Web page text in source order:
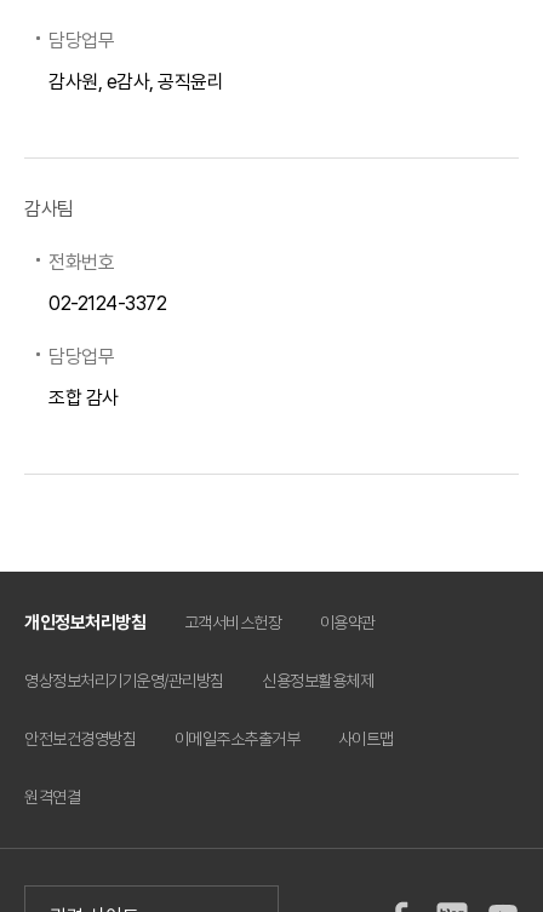
담당업무
감사원, e감사, 공직윤리
감사팀
전화번호
02-2124-3372
담당업무
조합 감사
개인정보처리방침 고객서비스헌장 이용약관
영상정보처리기기운영/관리방침 신용정보활용체제
안전보건경영방침 이메일주소추출거부 사이트맵
원격연결